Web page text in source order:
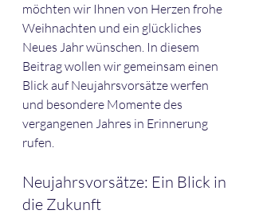
möchten wir Ihnen von Herzen frohe
Weihnachten und ein glückliches
Neues Jahr wünschen. In diesem
Beitrag wollen wir gemeinsam einen
Blick auf Neujahrsvorsätze werfen
und besondere Momente des
vergangenen Jahres in Erinnerung
rufen.
Neujahrsvorsätze: Ein Blick in
die Zukunft